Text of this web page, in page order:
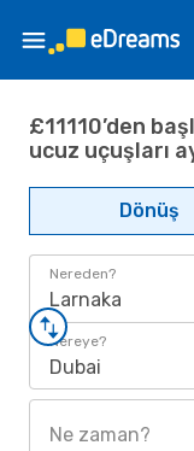
£11110’den
ucuz uçuşları
Dönüş
Nereden?
Larnaka
Nereye?
Dubai
Ne zaman?